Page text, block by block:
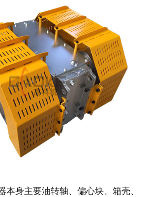
身主要油转轴、偏心块、箱壳、